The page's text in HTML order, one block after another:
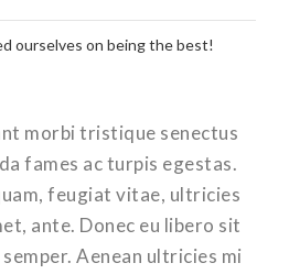
ourselves on being the best!
morbi tristique senectus
fames ac turpis egestas.
feugiat vitae, ultricies
ante. Donec eu libero sit
Aenean ultricies mi